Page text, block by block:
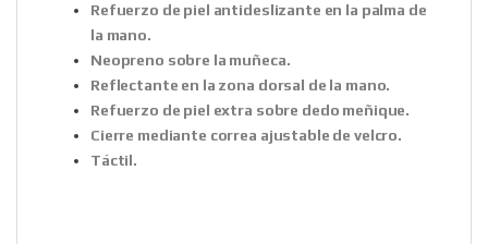
Refuerzo de piel antideslizante en la palma de
la mano.
Neopreno sobre la muñeca.
Reflectante en la zona dorsal de la mano.
Refuerzo de piel extra sobre dedo meñique.
Cierre mediante correa ajustable de velcro.
Táctil.